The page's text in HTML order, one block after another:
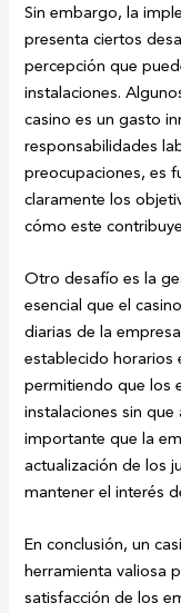
Sin embargo, la
presenta ciertos
percepción que
instalaciones.
casino es un gasto
responsabilidades
preocupaciones, es
claramente los
cómo este
Otro desafío es la
esencial que el
diarias de la
establecido horarios
permitiendo que los
instalaciones sin
importante que la
actualización de los
mantener el interés
En conclusión, un
herramienta valiosa
satisfacción de los